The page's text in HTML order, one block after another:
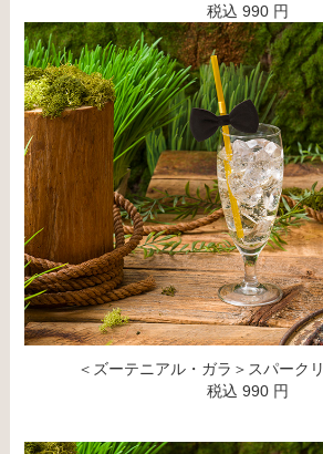
税込 990 円
＜ズーテニアル・ガラ＞スパーク
税込 990 円